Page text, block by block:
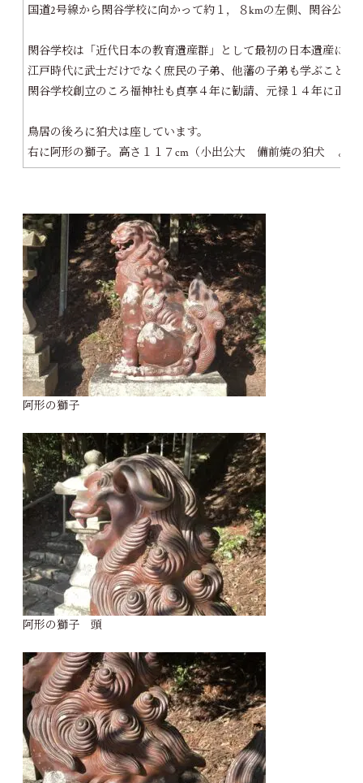
国道2号線から閑谷学校に向かって約１，８kmの左側、閑谷公民
閑谷学校は「近代日本の教育遺産群」として最初の日本遺産に認
江戸時代に武士だけでなく庶民の子弟、他藩の子弟も学ぶことが
閑谷学校創立のころ福神社も貞享４年に勧請、元禄１４年に正遷
鳥居の後ろに狛犬は座しています。
右に阿形の獅子。高さ１１７cm（小出公大 備前焼の狛犬 より
阿形の獅子
阿形の獅子 頭